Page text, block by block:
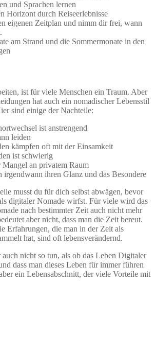
und Sprachen lernen
Horizont durch Reiseerlebnisse
eigenen Zeitplan und nimm dir frei, wann
am Strand und die Sommermonate in den
ist für viele Menschen ein Traum. Aber
hat auch ein nomadischer Lebensstil
sind einige der Nachteile:
ist anstrengend
leiden
kämpfen oft mit der Einsamkeit
ist schwierig
an privatem Raum
irgendwann ihren Glanz und das Besondere
musst du für dich selbst abwägen, bevor
digitaler Nomade wirfst. Für viele wird das
nach bestimmter Zeit auch nicht mehr
aber nicht, dass man die Zeit bereut.
Erfahrungen, die man in der Zeit als
hat, sind oft lebensverändernd.
nicht so tun, als ob das Leben Digitaler
dass man dieses Leben für immer führen
ein Lebensabschnitt, der viele Vorteile mit